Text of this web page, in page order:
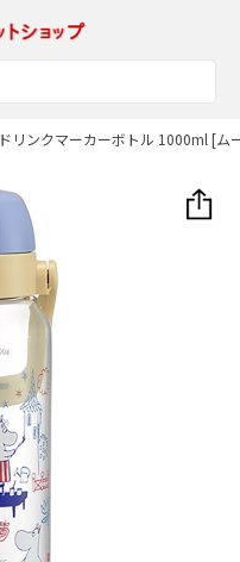
ドリンクマーカーボトル 1000ml [ム